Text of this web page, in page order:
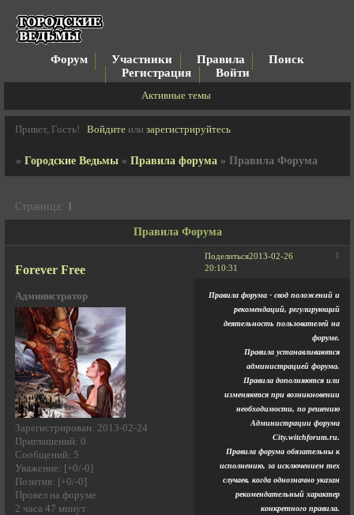
Форум Участники Правила
Поиск
Регистрация
Войти
Активные темы
Привет, Гость! Войдитеили зарегистрируйтесь.
» Городские Ведьмы » Правила форума » Правила Форума
Правила Форума
Страница: 1
Поделиться 1
2013-02-26
20:10:31
Forever Free
Администратор
Зарегистрирован: 2013-02-24
Приглашений: 0
Сообщений: 5
Уважение: [+0/-0]
Позитив: [+0/-0]
Провел на форуме:
2 часа 47 минут
Правила форума - свод положений и
рекомендаций, регулирующий
деятельность пользователей на
форуме.
Правила устанавливаются
администрацией форума.
Правила дополняются или
изменяются при возникновении
необходимости, по решению
Администрации форума
City.witchforum.ru.
Правила форума обязательны к
исполнению, за исключением тех
случаев, когда однозначно указан
рекомендательный характер
конкретного правила.